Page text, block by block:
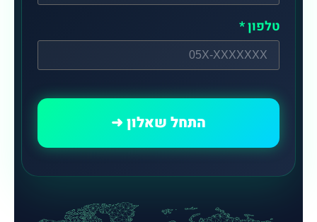
טלפון *
התחל שאלון ➜